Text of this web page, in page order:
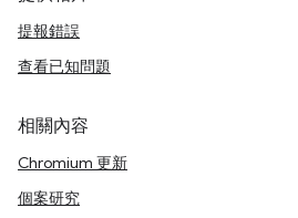
提報錯誤
查看已知問題
相關內容
Chromium 更新
個案研究